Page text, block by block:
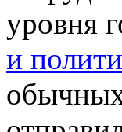
уровня
и